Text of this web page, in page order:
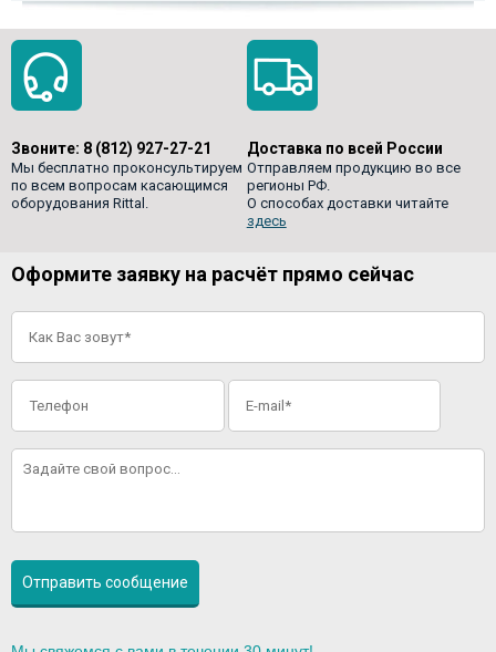
Звоните: 8 (812) 927-27-21
Мы бесплатно проконсультируем
по всем вопросам касающимся
оборудования Rittal.
Доставка по всей России
Отправляем продукцию во все
регионы РФ.
О способах доставки читайте
здесь
Оформите заявку на расчёт прямо сейчас